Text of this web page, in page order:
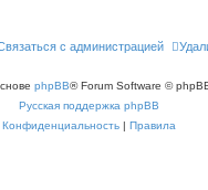
с администрацией
phpBB® Forum Software ©
Русская поддержка phpBB
Конфиденциальность | Правила